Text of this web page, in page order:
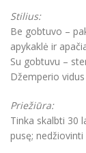
Stilius:
Be gobtuvo –
apykaklė ir
Su gobtuvu –
Džemperio
Priežiūra:
Tinka skalbti 30
pusę;